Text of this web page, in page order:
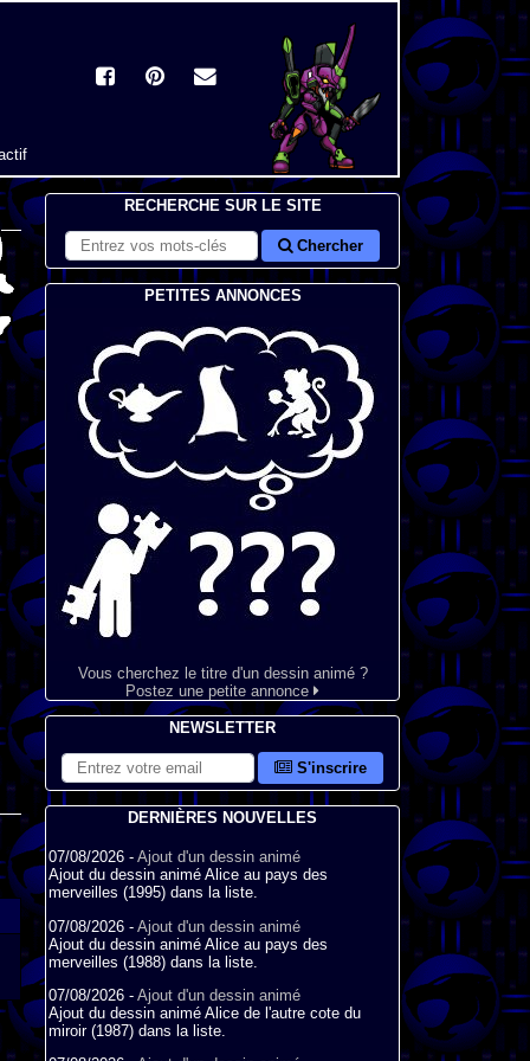
RECHERCHE SUR LE SITE
Chercher
PETITES ANNONCES
Vous cherchez le titre d'un dessin animé ?
Postez une petite annonce
NEWSLETTER
S'inscrire
DERNIÈRES NOUVELLES
07/08/2026 - Ajout d'un dessin animé
Ajout du dessin animé Alice au pays des
merveilles (1995) dans la liste.
07/08/2026 - Ajout d'un dessin animé
Ajout du dessin animé Alice au pays des
merveilles (1988) dans la liste.
07/08/2026 - Ajout d'un dessin animé
Ajout du dessin animé Alice de l'autre cote du
miroir (1987) dans la liste.